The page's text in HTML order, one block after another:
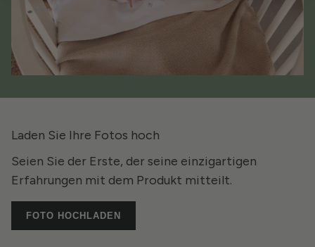
Laden Sie Ihre Fotos hoch
Seien Sie der Erste, der seine einzigartigen
Erfahrungen mit dem Produkt mitteilt.
FOTO HOCHLADEN